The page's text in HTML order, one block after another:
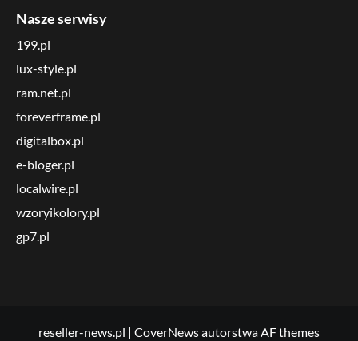
Nasze serwisy
199.pl
lux-style.pl
ram.net.pl
foreverframe.pl
digitalbox.pl
e-bloger.pl
localwire.pl
wzoryikolory.pl
gp7.pl
reseller-news.pl | CoverNewsautorstwa AF themes